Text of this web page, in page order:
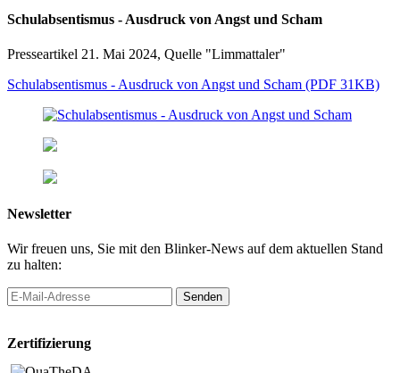
Schulabsentismus - Ausdruck von Angst und Scham
Presseartikel 21. Mai 2024, Quelle "Limmattaler"
Schulabsentismus - Ausdruck von Angst und Scham (PDF 31KB)
Newsletter
Wir freuen uns, Sie mit den Blinker-News auf dem aktuellen Stand
zu halten:
Zertifizierung